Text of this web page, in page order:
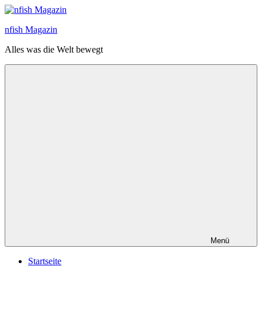
Zum
springen
nfish Magazin
Alles was die Welt bewegt
Menü
Startseite